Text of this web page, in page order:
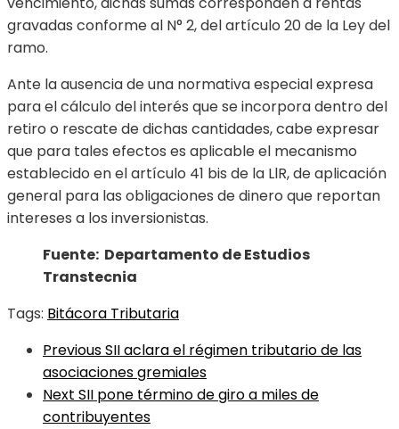
gravadas conforme al N° 2, del artículo 20 de la Ley del
ramo.
Ante la ausencia de una normativa especial expresa
para el cálculo del interés que se incorpora dentro del
retiro o rescate de dichas cantidades, cabe expresar
que para tales efectos es aplicable el mecanismo
establecido en el artículo 41 bis de la LlR, de aplicación
general para las obligaciones de dinero que reportan
intereses a los inversionistas.
Fuente: Departamento de Estudios
Transtecnia
Tags: Bitácora Tributaria
PreviousSII aclara el régimen tributario de las
asociaciones gremiales
Next SII pone término de giro a miles de
contribuyentes